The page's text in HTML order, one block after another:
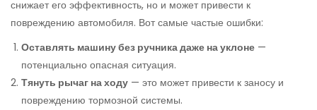
снижает его эффективность, но и может привести к
повреждению автомобиля. Вот самые частые ошибки:
Оставлять машину без ручника даже на уклоне —
потенциально опасная ситуация.
Тянуть рычаг на ходу — это может привести к заносу и
повреждению тормозной системы.